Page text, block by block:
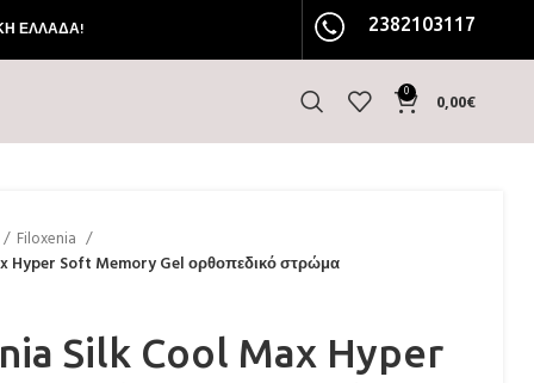
ΕΛΛΑΔΑ! 2382103117
0 0,00€
Filoxenia
Hyper Soft Memory Gel ορθοπεδικό στρώμα
Silk Cool Max Hyper